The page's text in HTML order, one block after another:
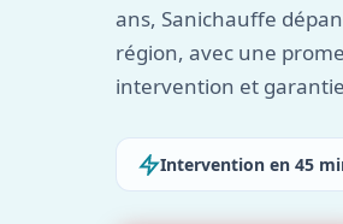
ans, Sanichauffe
région, avec une
intervention et
Intervention en 45